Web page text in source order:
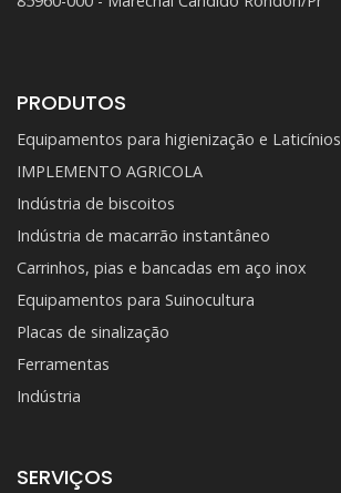
PRODUTOS
Equipamentos para higienização e Laticínios
IMPLEMENTO AGRICOLA
Indústria de biscoitos
Indústria de macarrão instantâneo
Carrinhos, pias e bancadas em aço inox
Equipamentos para Suinocultura
Placas de sinalização
Ferramentas
Indústria
SERVIÇOS